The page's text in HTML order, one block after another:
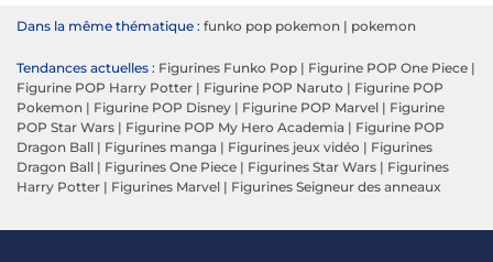
Dans la même thématique : funko pop pokemon | pokemon
Tendances actuelles : Figurines Funko Pop | Figurine POP One Piece |
Figurine POP Harry Potter | Figurine POP Naruto | Figurine POP
Pokemon | Figurine POP Disney | Figurine POP Marvel | Figurine
POP Star Wars | Figurine POP My Hero Academia | Figurine POP
Dragon Ball | Figurines manga | Figurines jeux vidéo | Figurines
Dragon Ball | Figurines One Piece | Figurines Star Wars | Figurines
Harry Potter | Figurines Marvel | Figurines Seigneur des anneaux